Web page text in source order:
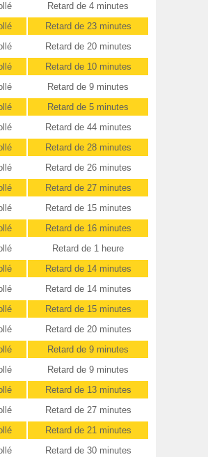
Retard de 4 minutes
Retard de 23 minutes
Retard de 20 minutes
Retard de 10 minutes
Retard de 9 minutes
Retard de 5 minutes
Retard de 44 minutes
Retard de 28 minutes
Retard de 26 minutes
Retard de 27 minutes
Retard de 15 minutes
Retard de 16 minutes
Retard de 1 heure
Retard de 14 minutes
Retard de 14 minutes
Retard de 15 minutes
Retard de 20 minutes
Retard de 9 minutes
Retard de 9 minutes
Retard de 13 minutes
Retard de 27 minutes
Retard de 21 minutes
Retard de 30 minutes